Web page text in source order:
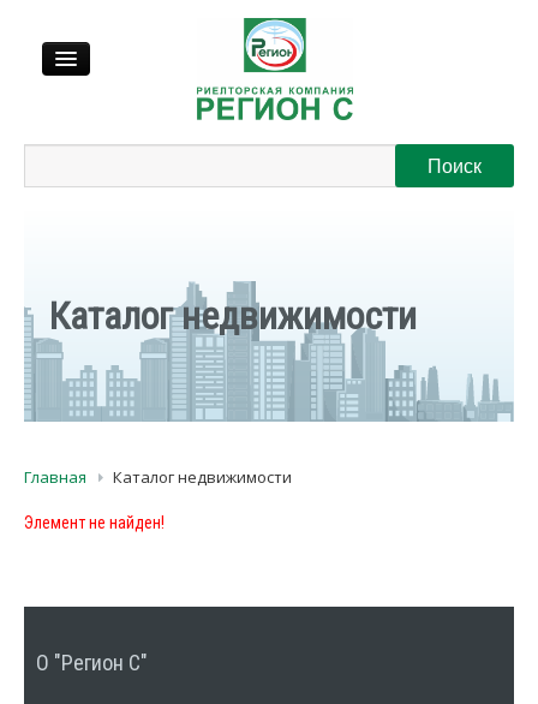
Регионы
Каталог недвижимости
Главная Каталог недвижимости
Элемент не найден!
О "Регион С"